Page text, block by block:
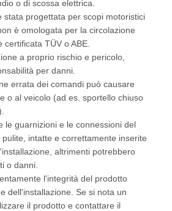
o di scossa elettrica.
stata progettata per scopi motoristici
è omologata per la circolazione
certificata TÜV o ABE.
a proprio rischio e pericolo,
per danni.
errata dei comandi può causare
o al veicolo (ad es. sportello chiuso
le guarnizioni e le connessioni del
intatte e correttamente inserite
altrimenti potrebbero
o danni.
l'integrità del prodotto
dell'installazione. Se si nota un
il prodotto e contattare il